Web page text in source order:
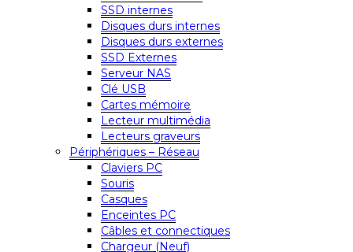
SSD internes
Disques durs internes
Disques durs externes
SSD Externes
Serveur NAS
Clé USB
Cartes mémoire
Lecteur multimédia
Lecteurs graveurs
Périphériques – Réseau
Claviers PC
Souris
Casques
Enceintes PC
Câbles et connectiques
Chargeur (Neuf)